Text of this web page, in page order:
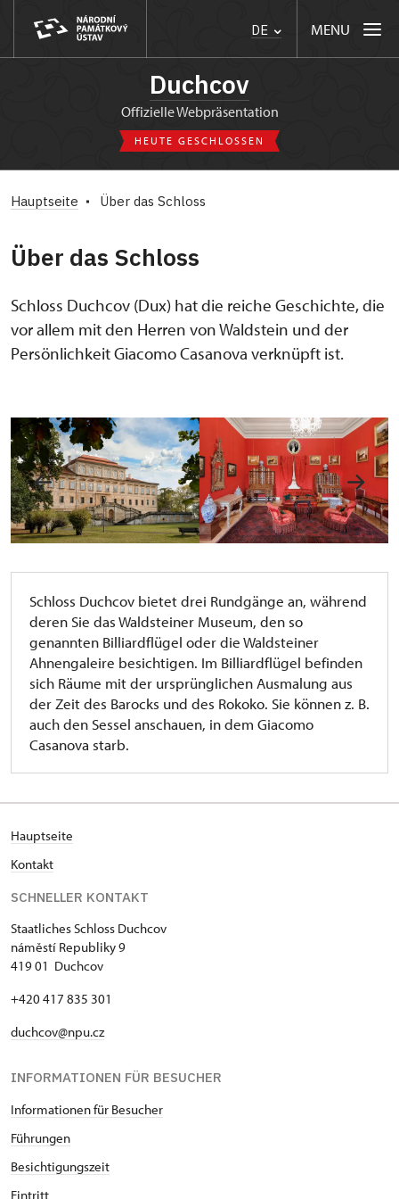
DE MENU
Duchcov
Offizielle Webpräsentation
HEUTE GESCHLOSSEN
Hauptseite Über das Schloss
Über das Schloss
Schloss Duchcov (Dux) hat die reiche Geschichte, die
vor allem mit den Herren von Waldstein und der
Persönlichkeit Giacomo Casanova verknüpft ist.
Schloss Duchcov bietet drei Rundgänge an, während
deren Sie das Waldsteiner Museum, den so
genannten Billiardflügel oder die Waldsteiner
Ahnengaleire besichtigen. Im Billiardflügel befinden
sich Räume mit der ursprünglichen Ausmalung aus
der Zeit des Barocks und des Rokoko. Sie können z. B.
auch den Sessel anschauen, in dem Giacomo
Casanova starb.
Hauptseite
Kontakt
SCHNELLER KONTAKT
Staatliches Schloss Duchcov
náměstí Republiky 9
419 01 Duchcov
+420 417 835 301
duchcov@npu.cz
INFORMATIONEN FÜR BESUCHER
Informationen für Besucher
Führungen
Besichtigungszeit
Eintritt